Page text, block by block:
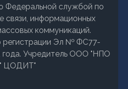
Федеральной службой по
связи, информационных
коммуникаций.
регистрации Эл № ФС77-
года. Учредитель ООО "НПО
" ЦОДИТ"